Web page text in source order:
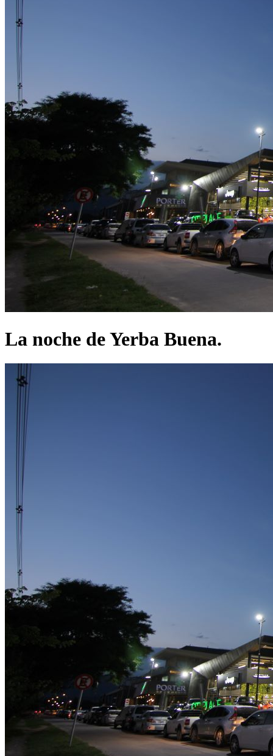
La noche de Yerba Buena.